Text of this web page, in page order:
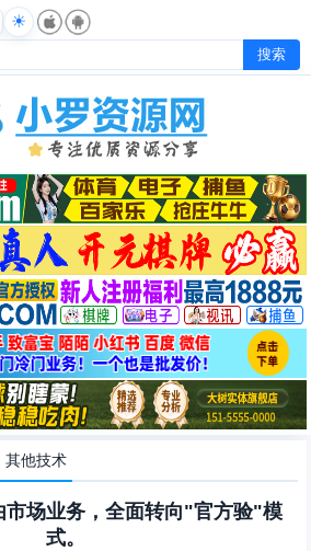
其他技术
市场业务，全面转向"官方验"模
式。